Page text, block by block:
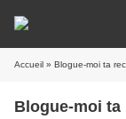
Accueil » Blogue-moi ta
Blogue-moi ta